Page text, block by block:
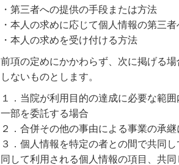
・第三者への提供の手段または方法
・本人の求めに応じて個人情報の第三
・本人の求めを受け付ける方法
前項の定めにかかわらず、次に掲げる
しないものとします。
１．当院が利用目的の達成に必要な範
一部を委託する場合
２．合併その他の事由による事業の承
３．個人情報を特定の者との間で共同
同して利用される個人情報の項目、共